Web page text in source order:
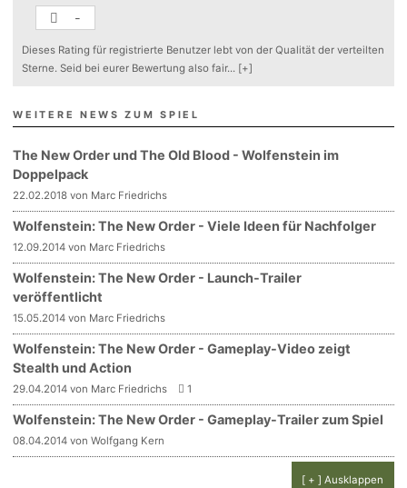
-
Dieses Rating für registrierte Benutzer lebt von der Qualität der verteilten
Sterne. Seid bei eurer Bewertung also fair... [+]
WEITERE NEWS ZUM SPIEL
The New Order und The Old Blood - Wolfenstein im
Doppelpack
22.02.2018 von Marc Friedrichs
Wolfenstein: The New Order - Viele Ideen für Nachfolger
12.09.2014 von Marc Friedrichs
Wolfenstein: The New Order - Launch-Trailer
veröffentlicht
15.05.2014 von Marc Friedrichs
Wolfenstein: The New Order - Gameplay-Video zeigt
Stealth und Action
29.04.2014 von Marc Friedrichs 1
Wolfenstein: The New Order - Gameplay-Trailer zum Spiel
08.04.2014 von Wolfgang Kern
[ + ] Ausklappen